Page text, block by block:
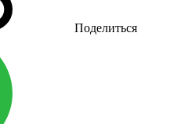
Поделиться